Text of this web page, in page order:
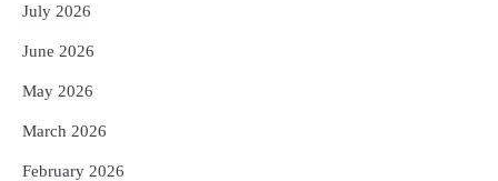
July 2026
June 2026
May 2026
March 2026
February 2026